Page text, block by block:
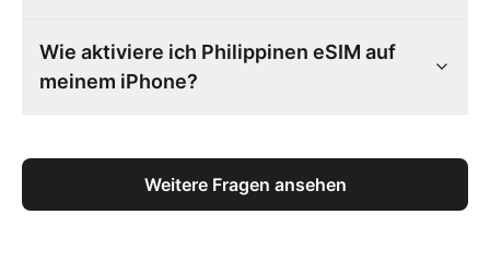
Wie aktiviere ich Philippinen eSIM auf
meinem iPhone?
Weitere Fragen ansehen